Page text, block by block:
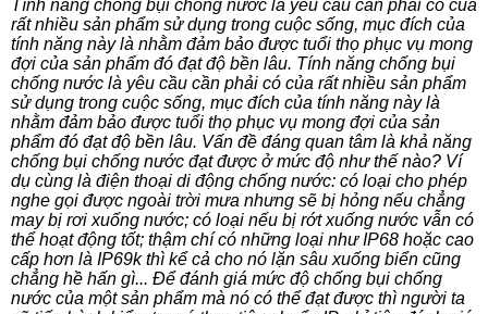
Tính năng chống bụi chống nước là yêu cầu cần phải có của
rất nhiều sản phẩm sử dụng trong cuộc sống, mục đích của
tính năng này là nhằm đảm bảo được tuổi thọ phục vụ mong
đợi của sản phẩm đó đạt độ bền lâu. Tính năng chống bụi
chống nước là yêu cầu cần phải có của rất nhiều sản phẩm
sử dụng trong cuộc sống, mục đích của tính năng này là
nhằm đảm bảo được tuổi thọ phục vụ mong đợi của sản
phẩm đó đạt độ bền lâu. Vấn đề đáng quan tâm là khả năng
chống bụi chống nước đạt được ở mức độ như thế nào? Ví
dụ cùng là điện thoại di động chống nước: có loại cho phép
nghe gọi được ngoài trời mưa nhưng sẽ bị hỏng nếu chẳng
may bị rơi xuống nước; có loại nếu bị rớt xuống nước vẫn có
thể hoạt động tốt; thậm chí có những loại như IP68 hoặc cao
cấp hơn là IP69k thì kể cả cho nó lặn sâu xuống biển cũng
chẳng hề hấn gì... Để đánh giá mức độ chống bụi chống
nước của một sản phẩm mà nó có thể đạt được thì người ta